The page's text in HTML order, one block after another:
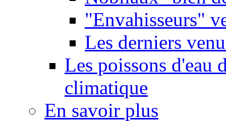
"Envahisseurs"
Les derniers
Les poissons d'eau
climatique
En savoir plus